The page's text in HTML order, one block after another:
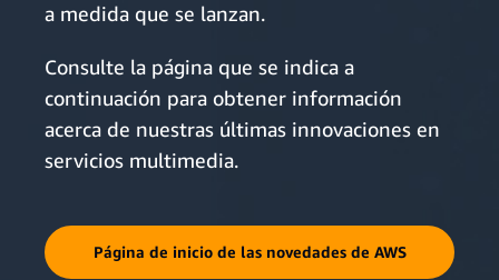
a medida que se lanzan.
Consulte la página que se indica a
continuación para obtener información
acerca de nuestras últimas innovaciones en
servicios multimedia.
Página de inicio de las novedades de AWS